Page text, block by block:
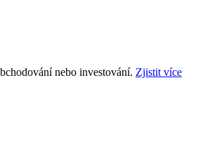
nebo investování. Zjistit více